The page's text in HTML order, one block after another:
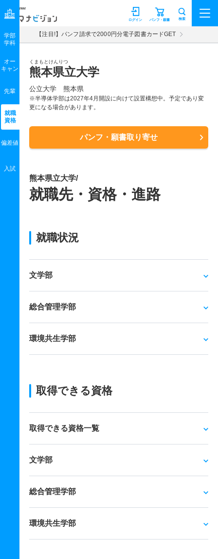
マナビジョン パンフ・願書
ログイン 検索
【注目!】パンフ請求で2000円分電子図書カードGET
くまもとけんりつ
熊本県立大学
公立大学 熊本県
※半導体学部は2027年4月開設に向けて設置構想中。予定であり変
更になる場合があります。
パンフ・願書取り寄せ
学部
学科
オー
キャン
先輩
就職
資格
偏差値
入試
熊本県立大学/
就職先・資格・進路
就職状況
文学部
総合管理学部
環境共生学部
取得できる資格
取得できる資格一覧
文学部
総合管理学部
環境共生学部